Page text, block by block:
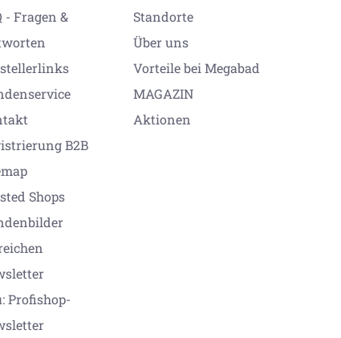
- Fragen &
B2B
Shops
Profishop-
Standorte
Über uns
Vorteile bei Megabad
MAGAZIN
Aktionen